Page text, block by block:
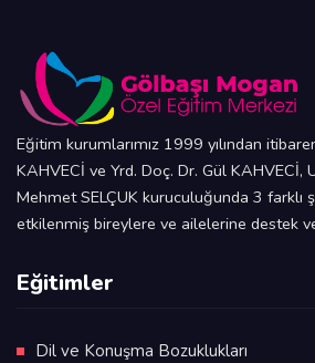
Eğitim kurumlarımız 1999 yılından
KAHVECİ ve Yrd. Doç. Dr. Gül KAHVECİ,
Mehmet SELÇUK kuruculuğunda 3 farklı
etkilenmiş bireylere ve ailelerine destek
Eğitimler
Dil ve Konuşma Bozuklukları